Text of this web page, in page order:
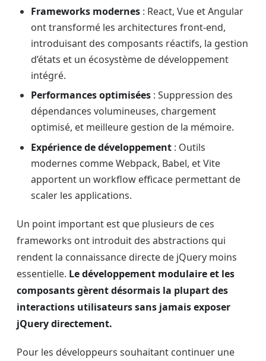
Frameworks modernes : React, Vue et Angular
ont transformé les architectures front-end,
introduisant des composants réactifs, la gestion
d’états et un écosystème de développement
intégré.
Performances optimisées : Suppression des
dépendances volumineuses, chargement
optimisé, et meilleure gestion de la mémoire.
Expérience de développement : Outils
modernes comme Webpack, Babel, et Vite
apportent un workflow efficace permettant de
scaler les applications.
Un point important est que plusieurs de ces
frameworks ont introduit des abstractions qui
rendent la connaissance directe de jQuery moins
essentielle. Le développement modulaire et les
composants gèrent désormais la plupart des
interactions utilisateurs sans jamais exposer
jQuery directement.
Pour les développeurs souhaitant continuer une